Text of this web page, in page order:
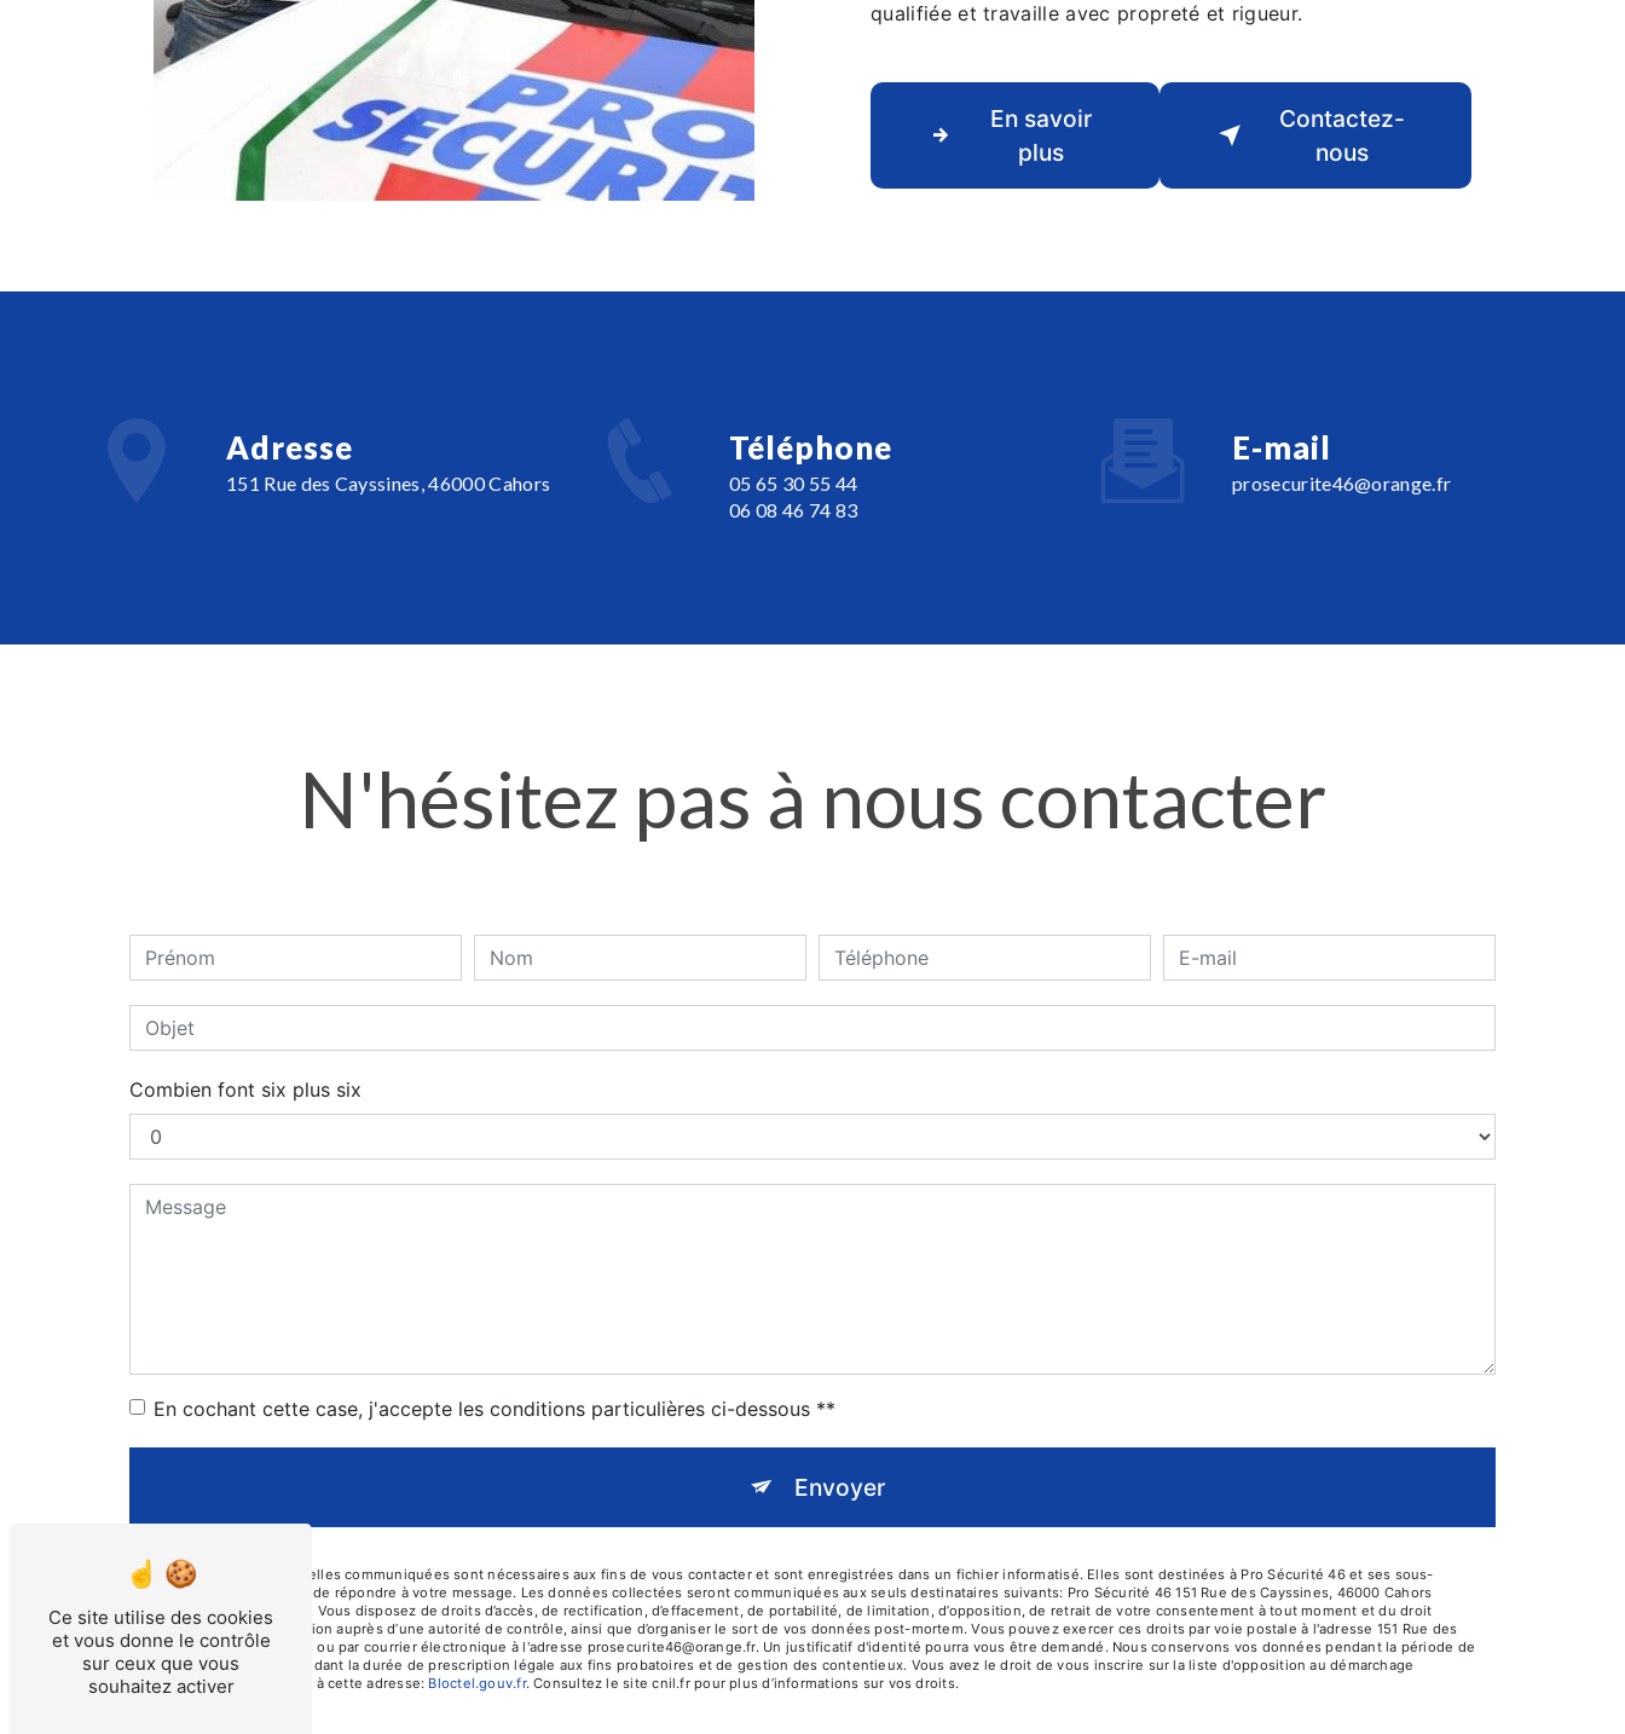
qualifiée et travaille avec propreté et rigueur.
En savoir
plus
Contactez-
nous
Adresse
151 Rue des Cayssines, 46000 Cahors
Téléphone
05 65 30 55 44
06 08 46 74 83
E-mail
prosecurite46@orange.fr
N'hésitez pas à nous contacter
Combien font six plus six
En cochant cette case, j'accepte les conditions particulières ci-dessous **
Envoyer
** Les données personnelles communiquées sont nécessaires aux fins de vous contacter et sont enregistrées dans un fichier informatisé. Elles sont destinées à Pro Sécurité 46 et ses sous-
traitants dans le seul but de répondre à votre message. Les données collectées seront communiquées aux seuls destinataires suivants: Pro Sécurité 46 151 Rue des Cayssines, 46000 Cahors
prosecurite46@orange.fr. Vous disposez de droits d’accès, de rectification, d’effacement, de portabilité, de limitation, d’opposition, de retrait de votre consentement à tout moment et du droit
d’introduire une réclamation auprès d’une autorité de contrôle, ainsi que d’organiser le sort de vos données post-mortem. Vous pouvez exercer ces droits par voie postale à l'adresse 151 Rue des
Cayssines, 46000 Cahors ou par courrier électronique à l'adresse prosecurite46@orange.fr. Un justificatif d'identité pourra vous être demandé. Nous conservons vos données pendant la période de
prise de contact puis pendant la durée de prescription légale aux fins probatoires et de gestion des contentieux. Vous avez le droit de vous inscrire sur la liste d'opposition au démarchage
téléphonique, disponible à cette adresse: Bloctel.gouv.fr. Consultez le site cnil.fr pour plus d’informations sur vos droits.
Ce site utilise des cookies
et vous donne le contrôle
sur ceux que vous
souhaitez activer